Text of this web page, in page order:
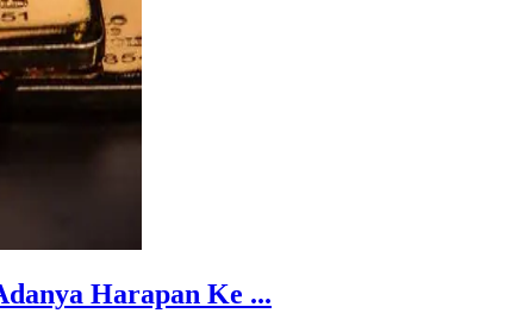
Harapan Ke ...